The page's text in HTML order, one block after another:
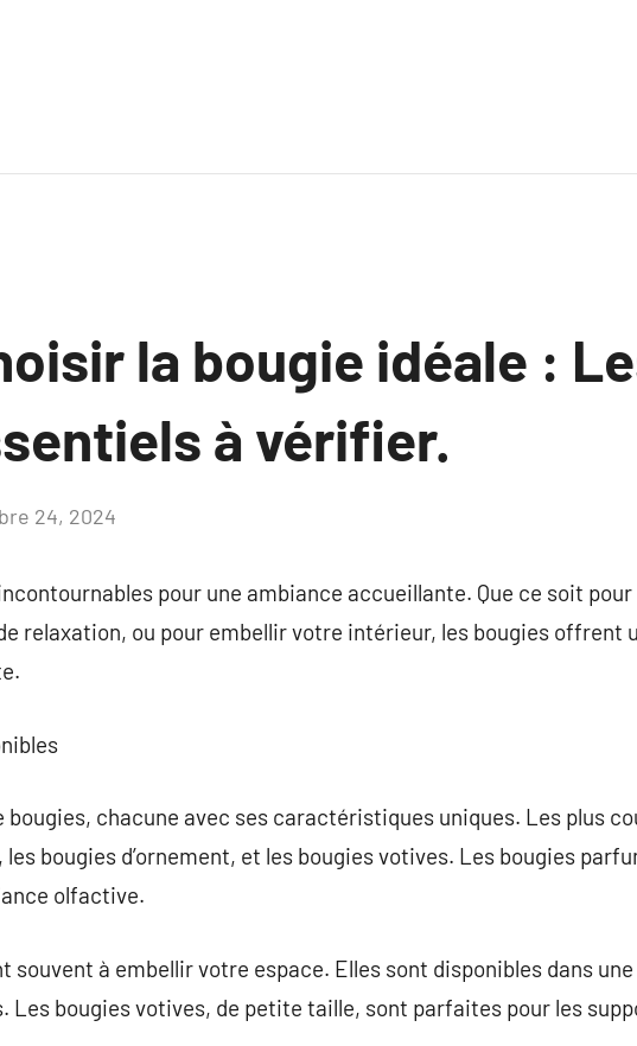
la bougie idéale :
à vérifier.
24, 2024
pour une ambiance accueillante. Que ce soit pour
relaxation, ou pour embellir votre intérieur, les bougies offrent
bougies, chacune avec ses caractéristiques uniques. Les plus
bougies d’ornement, et les bougies votives. Les bougies
olfactive.
souvent à embellir votre espace. Elles sont disponibles dans
Les bougies votives, de petite taille, sont parfaites pour les